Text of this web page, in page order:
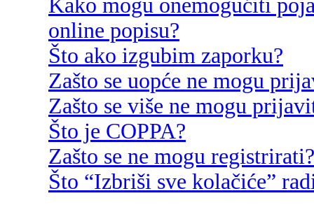
Kako mogu onemogućiti
online popisu?
Što ako izgubim zaporku?
Zašto se uopće ne mogu
Zašto se više ne mogu
Što je COPPA?
Zašto se ne mogu registrirati?
Što “Izbriši sve kolačiće”